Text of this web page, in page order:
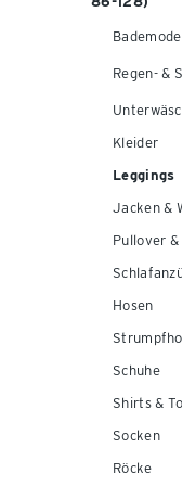
Bademode
Regen- &
Kleider
Leggings
Jacken &
Pullover
Hosen
Schuhe
Shirts &
Socken
Röcke